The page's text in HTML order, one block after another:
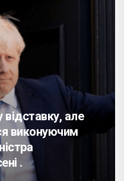
але
виконуючим
.